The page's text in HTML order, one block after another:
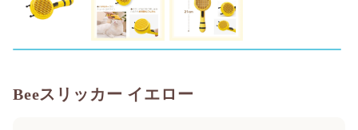
Beeスリッカー イエロー